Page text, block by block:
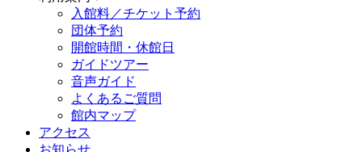
入館料／チケット予約
団体予約
開館時間・休館日
ガイドツアー
音声ガイド
よくあるご質問
館内マップ
アクセス